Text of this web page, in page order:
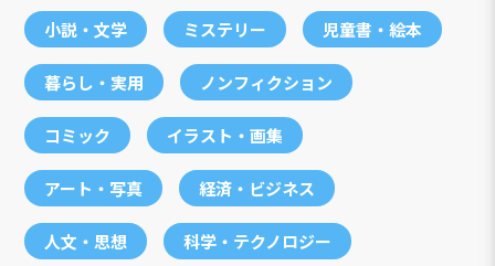
小説・文学 ミステリー 児童書・絵本
暮らし・実用 ノンフィクション
コミック イラスト・画集
アート・写真 経済・ビジネス
人文・思想 科学・テクノロジー